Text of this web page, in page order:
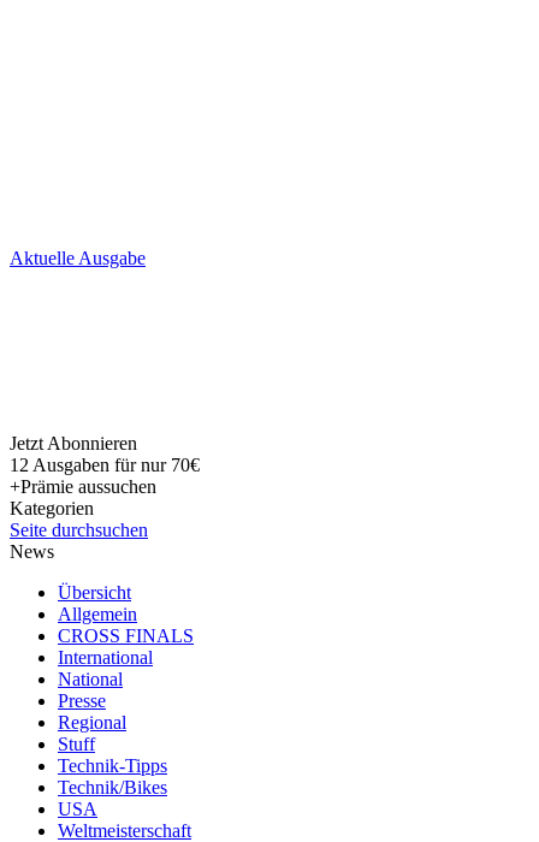
Skip
Aktuelle Ausgabe
Jetzt Abonnieren
12 Ausgaben für nur 70€
+Prämie aussuchen
Kategorien
Seite durchsuchen
News
Übersicht
Allgemein
CROSS FINALS
International
National
Presse
Regional
Stuff
Technik-Tipps
Technik/Bikes
USA
Weltmeisterschaft